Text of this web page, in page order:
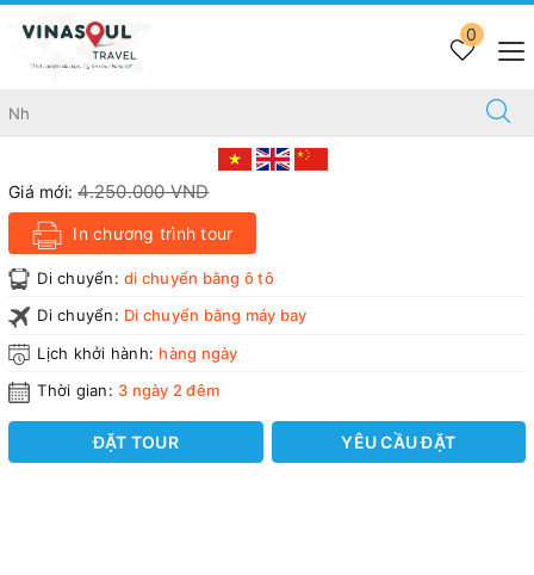
0
Trang chủ
TOUR KHÁCH ĐOÀN TRỌN GÓI
TOUR NHA TRANG – MIỀN CÁT TRẮNG 3N2D
TOUR NHA TRANG – MIỀN CÁT TRẮNG 3N2D
3.225.000 VND
Giá mới:4.250.000 VND
In chương trình tour
Di chuyển: di chuyển bằng ô tô
Di chuyển: Di chuyển bằng máy bay
Lịch khởi hành: hàng ngày
Thời gian: 3 ngày 2 đêm
ĐẶT TOUR YÊU CẦU ĐẶT